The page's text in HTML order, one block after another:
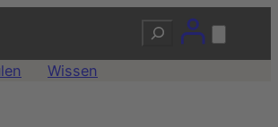
Suchen
Wissen